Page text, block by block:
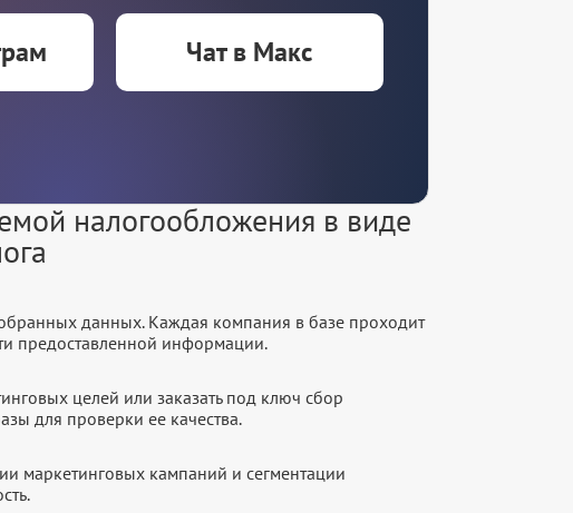
Чат в Макс
налогообложения в виде
данных. Каждая компания в базе проходит
предоставленной информации.
целей или заказать под ключ сбор
для проверки ее качества.
маркетинговых кампаний и сегментации